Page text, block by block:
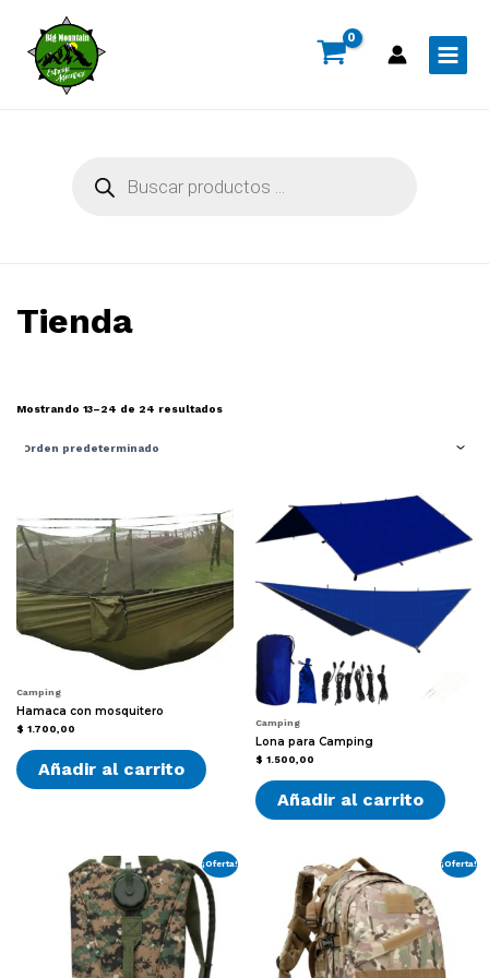
contenido
Main
Tienda
Mostrando 13–24 de 24 resultados
Camping
Hamaca con mosquitero
$ 1.700,00
Añadir al carrito
Camping
Lona para Camping
$ 1.500,00
Añadir al carrito
¡Oferta! ¡Oferta!